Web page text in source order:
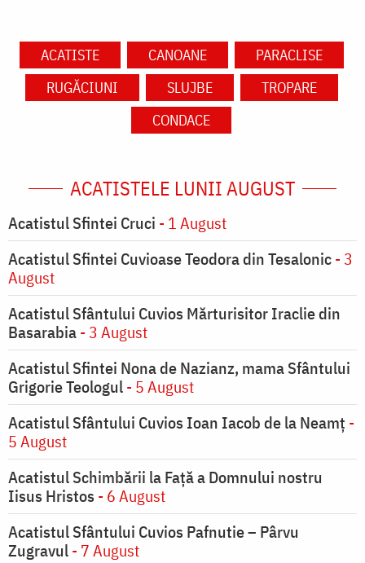
ACATISTE CANOANE
PARACLISE
RUGĂCIUNI
SLUJBE
TROPARE
CONDACE
ACATISTELE LUNII AUGUST
Acatistul Sfintei Cruci - 1 August
Acatistul Sfintei Cuvioase Teodora din Tesalonic- 3
August
Acatistul Sfântului Cuvios Mărturisitor Iraclie din
Basarabia- 3 August
Acatistul Sfintei Nona de Nazianz, mama Sfântului
Grigorie Teologul- 5 August
Acatistul Sfântului Cuvios Ioan Iacob de la Neamț -
5 August
Acatistul Schimbării la Faţă a Domnului nostru
Iisus Hristos - 6 August
Acatistul Sfântului Cuvios Pafnutie – Pârvu
Zugravul- 7 August